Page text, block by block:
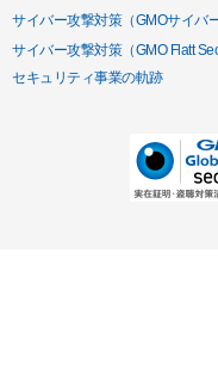
サイバー攻撃対策（GMOサイバ
サイバー攻撃対策（GMO Flatt
セキュリティ事業の軌跡